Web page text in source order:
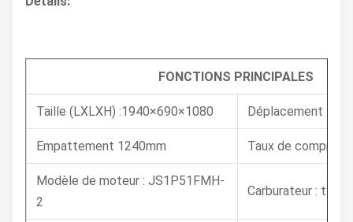
FONCTIONS PRINCIPALES
Taille (LXLXH) :1940×690×1080 Déplacement :
Empattement 1240mm Taux de
Modèle de moteur : JS1P51FMH-
2
Carburateur : type